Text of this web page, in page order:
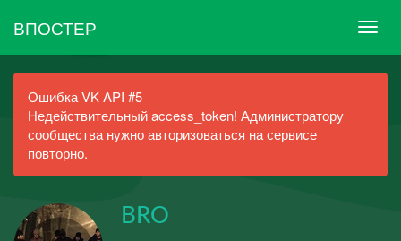
ВПОСТЕР
Ошибка VK API #5
Недействительный access_token! Администратору
сообщества нужно авторизоваться на сервисе
повторно.
BRO